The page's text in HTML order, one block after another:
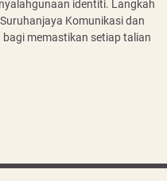
identiti. Langkah
Komunikasi dan
memastikan setiap talian